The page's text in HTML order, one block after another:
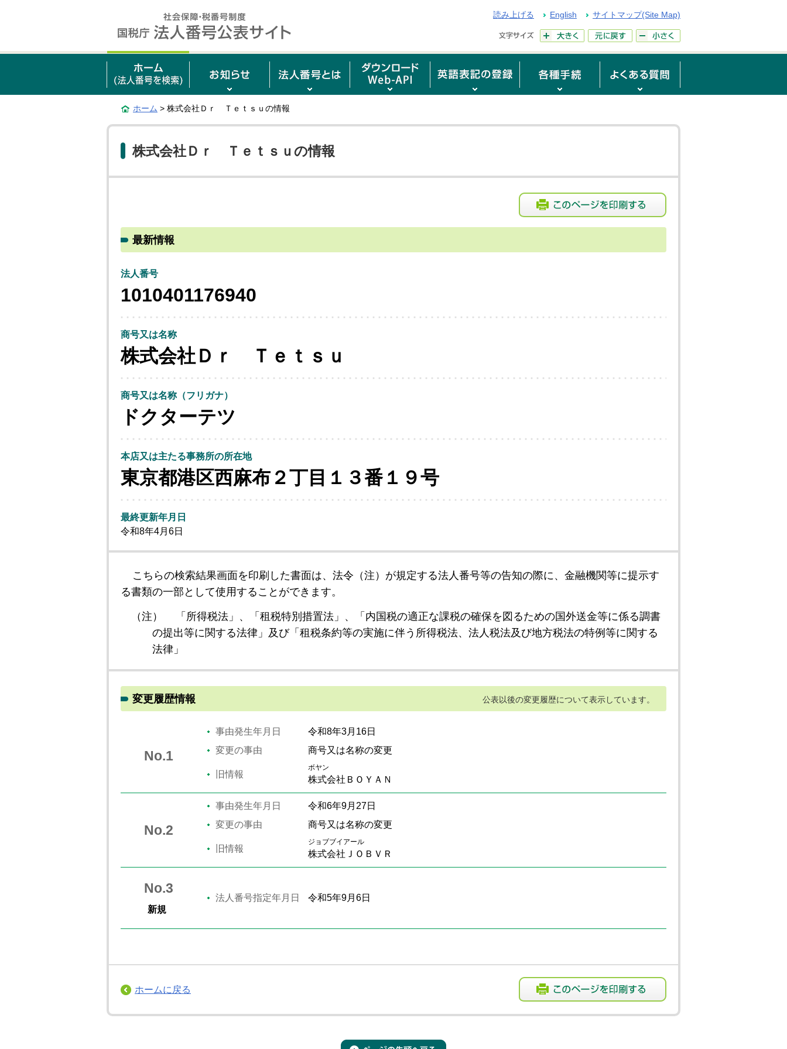
読み上げる English サイトマップ(Site Map)
ホーム > 株式会社Ｄｒ Ｔｅｔｓｕの情報
株式会社Ｄｒ Ｔｅｔｓｕの情報
最新情報
法人番号
1010401176940
商号又は名称
株式会社Ｄｒ Ｔｅｔｓｕ
商号又は名称（フリガナ）
ドクターテツ
本店又は主たる事務所の所在地
東京都港区西麻布２丁目１３番１９号
最終更新年月日
令和8年4月6日
こちらの検索結果画面を印刷した書面は、法令（注）が規定する法人番号等の告知の際に、金融機関等に提示す
る書類の一部として使用することができます。
（注）
「所得税法」、「租税特別措置法」、「内国税の適正な課税の確保を図るための国外送金等に係る調書
の提出等に関する法律」及び「租税条約等の実施に伴う所得税法、法人税法及び地方税法の特例等に関する
法律」
変更履歴情報 公表以後の変更履歴について表示しています。
No.1
事由発生年月日
令和8年3月16日
変更の事由
商号又は名称の変更
旧情報
ボヤン
株式会社ＢＯＹＡＮ
No.2
事由発生年月日
令和6年9月27日
変更の事由
商号又は名称の変更
旧情報
ジョブブイアール
株式会社ＪＯＢＶＲ
No.3
新規
法人番号指定年月日 令和5年9月6日
ホームに戻る